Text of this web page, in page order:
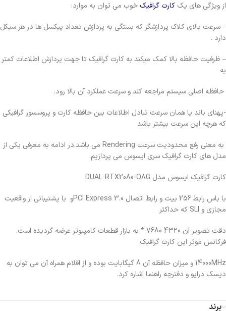
از ویژگی های یک کارت گرافیک خوب می توان به موارد:
– سرعت بالای کلاک پردازشگر که بستگی به پردازش تعداد پیکسل ها در هر سیکل
دارد .
– ظرفیت حافظه بالا کمک میکند به کارت گرافیک تا جهت پردازش اطلاعات کمتر
به
حافظه اصلی سیستم مراجعه کند و سرعت عملکرد آن بالا رود.
-پهنای باند یا همان سرعت تبادل اطلاعات بین حافظه کارت و پروسسور گرافیکی
که هرچه این سرعت بیشتر باشد
به معنی رفع محدودیت سرعت Rendering می باشد.در ادامه به معرفی یکی از
مدل های کارت گرافیک سری ایسوس می پردازیم.
کارت گرافیک ایسوس مدل DUAL-RTX2080-O8G
با باس رابط 256 بیت و رابط اتصال PCI Express 3.0و با پشتیبانی از واقعیت
مجازی و SLI که حداکثر
دقت تصویر آن 7680 4320 * به بازار قطعات کامپیوتر عرضه گردیده است.
فرکانس موثر این کارت گرافیک
14000MHz و میزان حافظه آن 8 گیگابایت بوده و از اقلام همراه آن می توان به
دیسک درایو و دفترچه راهنما اشاره کرد.
برند